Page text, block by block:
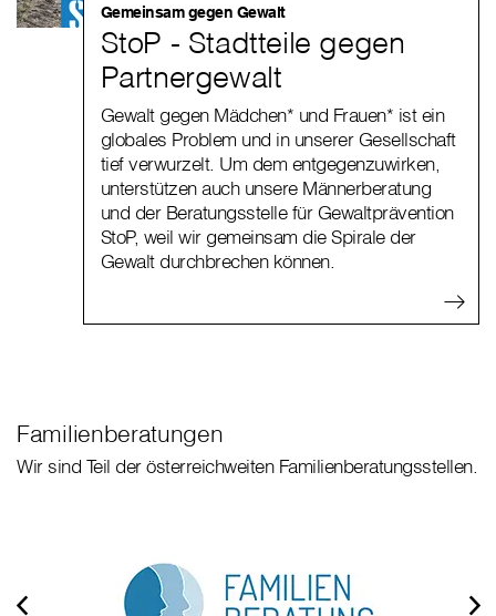
Gemeinsam gegen Gewalt
StoP - Stadtteile gegen
Partnergewalt
Gewalt gegen Mädchen* und Frauen* ist ein
globales Problem und in unserer Gesellschaft
tief verwurzelt. Um dem entgegenzuwirken,
unterstützen auch unsere Männerberatung
und der Beratungsstelle für Gewaltprävention
StoP, weil wir gemeinsam die Spirale der
Gewalt durchbrechen können.
Familienberatungen
Wir sind Teil der österreichweiten Familienberatungsstellen.